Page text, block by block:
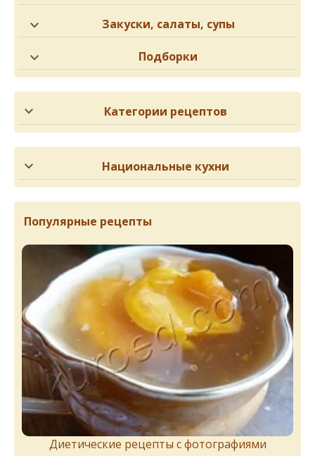
Закуски, салаты, супы
Подборки
Категории рецептов
Национальные кухни
Популярные рецепты
Диетические рецепты с фотографиями